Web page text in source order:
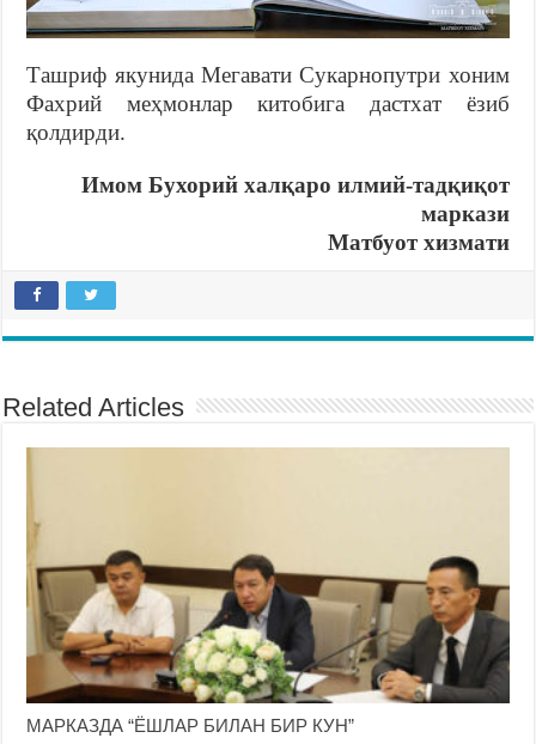
Ташриф якунида Мегавати Сукарнопутри хоним
Фахрий меҳмонлар китобига дастхат ёзиб
қолдирди.
Имом Бухорий халқаро илмий-тадқиқот
маркази
Матбуот хизмати
Related Articles
МАРКАЗДА “ЁШЛАР БИЛАН БИР КУН”